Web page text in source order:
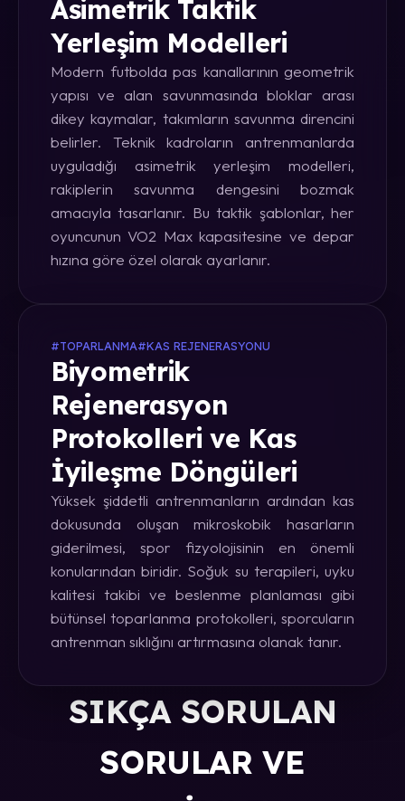
Asimetrik Taktik
Yerleşim Modelleri
Modern futbolda pas kanallarının geometrik
yapısı ve alan savunmasında bloklar arası
dikey kaymalar, takımların savunma direncini
belirler. Teknik kadroların antrenmanlarda
uyguladığı asimetrik yerleşim modelleri,
rakiplerin savunma dengesini bozmak
amacıyla tasarlanır. Bu taktik şablonlar, her
oyuncunun VO2 Max kapasitesine ve depar
hızına göre özel olarak ayarlanır.
#TOPARLANMA#KAS REJENERASYONU
Biyometrik
Rejenerasyon
Protokolleri ve Kas
İyileşme Döngüleri
Yüksek şiddetli antrenmanların ardından kas
dokusunda oluşan mikroskobik hasarların
giderilmesi, spor fizyolojisinin en önemli
konularından biridir. Soğuk su terapileri, uyku
kalitesi takibi ve beslenme planlaması gibi
bütünsel toparlanma protokolleri, sporcuların
antrenman sıklığını artırmasına olanak tanır.
SIKÇA SORULAN
SORULAR VE